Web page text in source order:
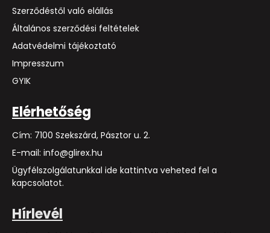
Szerződéstől való elállás
Általános szerződési feltételek
Adatvédelmi tájékoztató
Impresszum
GYIK
Elérhetőség
Cím: 7100 Szekszárd, Pásztor u. 2.
E-mail: info@glirex.hu
Ügyfélszolgálatunkkal ide kattintva veheted fel a
kapcsolatot.
Hírlevél